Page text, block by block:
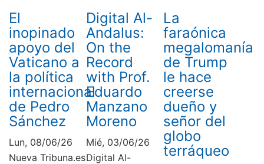
El
inopinado
apoyo del
Vaticano a
la política
internacional
de Pedro
Sánchez
Lun, 08/06/26
Nueva Tribuna.es
Digital Al-
Andalus:
On the
Record
with Prof.
Eduardo
Manzano
Moreno
Mié, 03/06/26
Digital Al-
La
faraónica
megalomanía
de Trump
le hace
creerse
dueño y
señor del
globo
terráqueo